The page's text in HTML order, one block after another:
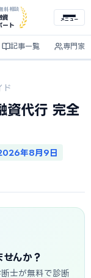
料相談
資
ート
メニュー
記事一覧 専門家
ド
資代行 完全
年8月9日
んか？
士が無料で診断